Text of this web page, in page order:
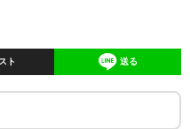
ト 送る